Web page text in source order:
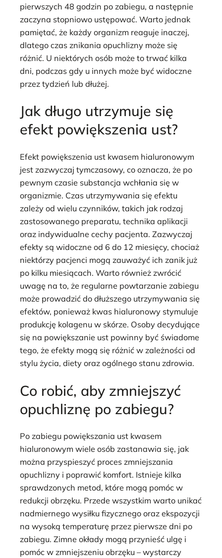
pierwszych 48 godzin po zabiegu, a następnie
zaczyna stopniowo ustępować. Warto jednak
pamiętać, że każdy organizm reaguje inaczej,
dlatego czas znikania opuchlizny może się
różnić. U niektórych osób może to trwać kilka
dni, podczas gdy u innych może być widoczne
przez tydzień lub dłużej.
Jak długo utrzymuje się
efekt powiększenia ust?
Efekt powiększenia ust kwasem hialuronowym
jest zazwyczaj tymczasowy, co oznacza, że po
pewnym czasie substancja wchłania się w
organizmie. Czas utrzymywania się efektu
zależy od wielu czynników, takich jak rodzaj
zastosowanego preparatu, technika aplikacji
oraz indywidualne cechy pacjenta. Zazwyczaj
efekty są widoczne od 6 do 12 miesięcy, chociaż
niektórzy pacjenci mogą zauważyć ich zanik już
po kilku miesiącach. Warto również zwrócić
uwagę na to, że regularne powtarzanie zabiegu
może prowadzić do dłuższego utrzymywania się
efektów, ponieważ kwas hialuronowy stymuluje
produkcję kolagenu w skórze. Osoby decydujące
się na powiększanie ust powinny być świadome
tego, że efekty mogą się różnić w zależności od
stylu życia, diety oraz ogólnego stanu zdrowia.
Co robić, aby zmniejszyć
opuchliznę po zabiegu?
Po zabiegu powiększania ust kwasem
hialuronowym wiele osób zastanawia się, jak
można przyspieszyć proces zmniejszania
opuchlizny i poprawić komfort. Istnieje kilka
sprawdzonych metod, które mogą pomóc w
redukcji obrzęku. Przede wszystkim warto unikać
nadmiernego wysiłku fizycznego oraz ekspozycji
na wysoką temperaturę przez pierwsze dni po
zabiegu. Zimne okłady mogą przynieść ulgę i
pomóc w zmniejszeniu obrzęku – wystarczy